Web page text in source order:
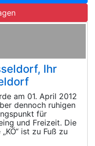
Ihr
am 01. April 2012
dennoch ruhigen
für
und Freizeit. Die
ist zu Fuß zu